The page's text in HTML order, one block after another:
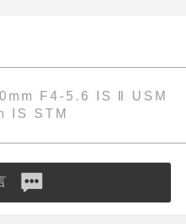
F4-5.6 IS Ⅱ USM
IS STM